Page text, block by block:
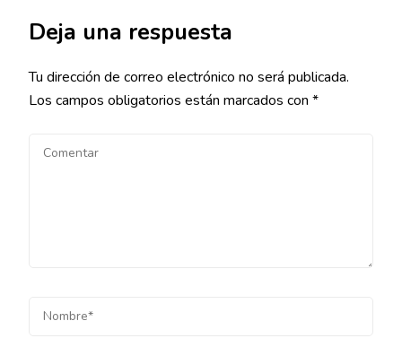
Deja una respuesta
Tu dirección de correo electrónico no será publicada.
Los campos obligatorios están marcados con *